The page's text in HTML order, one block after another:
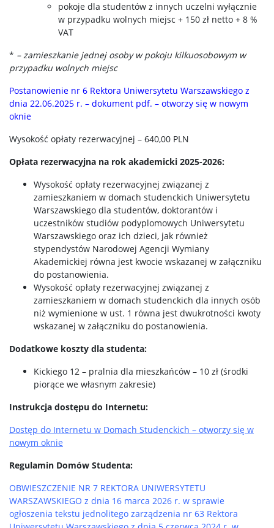
pokoje dla studentów z innych uczelni wyłącznie
w przypadku wolnych miejsc + 150 zł netto + 8 %
VAT
* – zamieszkanie jednej osoby w pokoju kilkuosobowym w
przypadku wolnych miejsc
Postanowienie nr 6 Rektora Uniwersytetu Warszawskiego z
dnia 22.06.2025 r. – dokument pdf. – otworzy się w nowym
oknie
Wysokość opłaty rezerwacyjnej – 640,00 PLN
Opłata rezerwacyjna na rok akademicki 2025-2026:
Wysokość opłaty rezerwacyjnej związanej z
zamieszkaniem w domach studenckich Uniwersytetu
Warszawskiego dla studentów, doktorantów i
uczestników studiów podyplomowych Uniwersytetu
Warszawskiego oraz ich dzieci, jak również
stypendystów Narodowej Agencji Wymiany
Akademickiej równa jest kwocie wskazanej w załączniku
do postanowienia.
Wysokość opłaty rezerwacyjnej związanej z
zamieszkaniem w domach studenckich dla innych osób
niż wymienione w ust. 1 równa jest dwukrotności kwoty
wskazanej w załączniku do postanowienia.
Dodatkowe koszty dla studenta:
Kickiego 12 – pralnia dla mieszkańców – 10 zł (środki
piorące we własnym zakresie)
Instrukcja dostępu do Internetu:
Dostęp do Internetu w Domach Studenckich – otworzy się w
nowym oknie
Regulamin Domów Studenta:
OBWIESZCZENIE NR 7 REKTORA UNIWERSYTETU
WARSZAWSKIEGO z dnia 16 marca 2026 r. w sprawie
ogłoszenia tekstu jednolitego zarządzenia nr 63 Rektora